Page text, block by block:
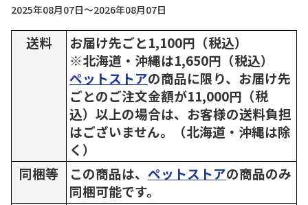
2025年08月07日～2026年08月07日
送料
お届け先ごと1,100円（税込）
※北海道・沖縄は1,650円（税込）
ペットストアの商品に限り、お届け先
ごとのご注文金額が11,000円（税
込）以上の場合は、お客様の送料負担
はございません。（北海道・沖縄は除
く）
同梱等
この商品は、 ペットストアの商品のみ
同梱可能です。